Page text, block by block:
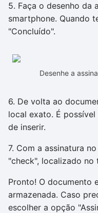
5. Faça o desenho da
smartphone. Quando
"Concluído".
Desenhe a
6. De volta ao
local exato. É
de inserir.
7. Com a assinatura
"check", localizado no
Pronto! O documento
armazenada. Caso
escolher a opção